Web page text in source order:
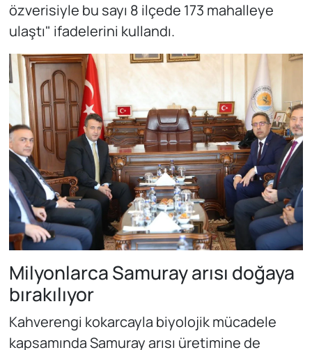
özverisiyle bu sayı 8 ilçede 173 mahalleye
ulaştı" ifadelerini kullandı.
Milyonlarca Samuray arısı doğaya
bırakılıyor
Kahverengi kokarcayla biyolojik mücadele
kapsamında Samuray arısı üretimine de